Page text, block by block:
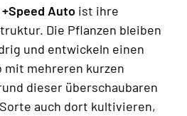
+Speed Auto ist ihre
Die Pflanzen bleiben
und entwickeln einen
mehreren kurzen
dieser überschaubaren
auch dort kultivieren,